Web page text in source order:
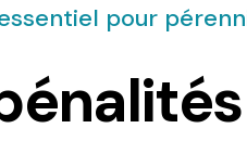
pour